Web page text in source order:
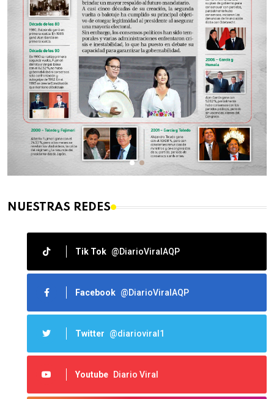
NUESTRAS REDES
Tik Tok @DiarioViralAQP
Facebook @DiarioViralAQP
Twitter @diarioviral1
Youtube Diario Viral